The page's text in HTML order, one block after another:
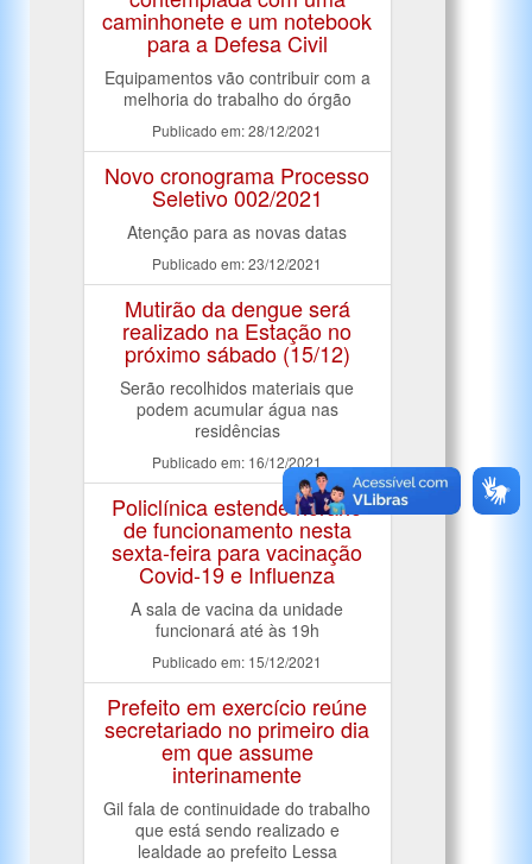
caminhonete e um notebook
para a Defesa Civil
Equipamentos vão contribuir com a
melhoria do trabalho do órgão
Publicado em: 28/12/2021
Novo cronograma Processo
Seletivo 002/2021
Atenção para as novas datas
Publicado em: 23/12/2021
Mutirão da dengue será
realizado na Estação no
próximo sábado (15/12)
Serão recolhidos materiais que
podem acumular água nas
residências
Publicado em: 16/12/2021
Policlínica estende horário
de funcionamento nesta
sexta-feira para vacinação
Covid-19 e Influenza
A sala de vacina da unidade
funcionará até às 19h
Publicado em: 15/12/2021
Prefeito em exercício reúne
secretariado no primeiro dia
em que assume
interinamente
Gil fala de continuidade do trabalho
que está sendo realizado e
lealdade ao prefeito Lessa